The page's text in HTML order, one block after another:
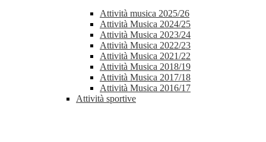
Attività musica 2025/26
Attività Musica 2024/25
Attività Musica 2023/24
Attività Musica 2022/23
Attività Musica 2021/22
Attività Musica 2018/19
Attività Musica 2017/18
Attività Musica 2016/17
Attività sportive